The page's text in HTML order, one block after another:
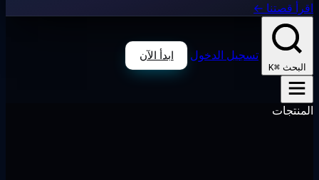
قصتنا ←
⌘K
تسجيل الدخول ابدأ الآن